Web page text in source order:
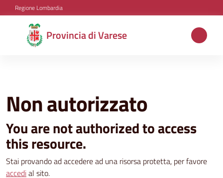
Vai al contenuto
Vai alla navigazione
Vai al footer
Regione Lombardia
Provincia di Varese
Provincia
di
Aree
Amministrazione
Non autorizzato
You are not authorized to access
this resource.
Stai provando ad accedere ad una risorsa protetta, per favore
accedial sito.